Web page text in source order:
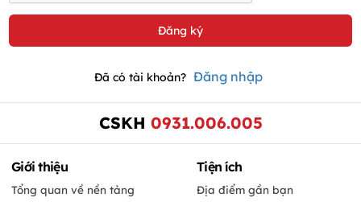
Đã có tài khoản? Đăng nhập
CSKH 0931.006.005
Giới thiệu
Tổng quan về nền tảng
Tiện ích
Địa điểm gần bạn